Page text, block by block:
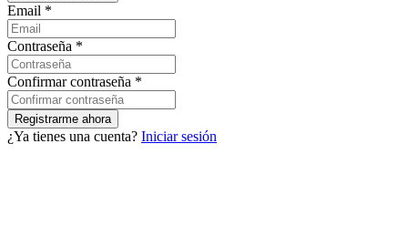
Email *
Contraseña *
Confirmar contraseña *
¿Ya tienes una cuenta? Iniciar sesión